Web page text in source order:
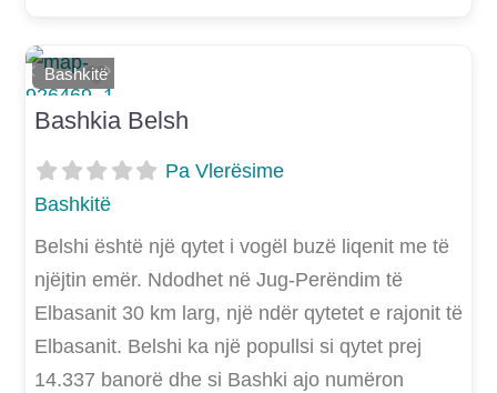
Shtoje si të preferuar
Bashkitë
E mëparshme
Më Tej
Bashkia Belsh
Pa Vlerësime
Bashkitë
Belshi është një qytet i vogël buzë liqenit me të
njëjtin emër. Ndodhet në Jug-Perëndim të
Elbasanit 30 km larg, një ndër qytetet e rajonit të
Elbasanit. Belshi ka një popullsi si qytet prej
14.337 banorë dhe si Bashki ajo numëron